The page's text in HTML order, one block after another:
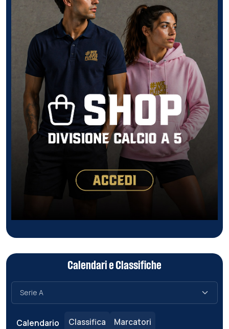
Calendari e Classifiche
Calendario Classifica Marcatori